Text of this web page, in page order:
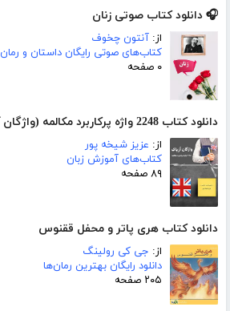
🎧 دانلود کتاب صوتی زنان
از: آنتون چخوف
کتاب‌های صوتی رایگان داستان و رمان
۰ صفحه
دانلود کتاب 2248 واژه پرکاربرد مکالمه (واژگان آزیاک)
از: عزیز شیخه پور
کتاب‌های آموزش زبان
۸۹ صفحه
دانلود کتاب هری پاتر و محفل ققنوس
از: جی کی رولینگ
دانلود رایگان بهترین رمان‌ها
۲۰۵ صفحه